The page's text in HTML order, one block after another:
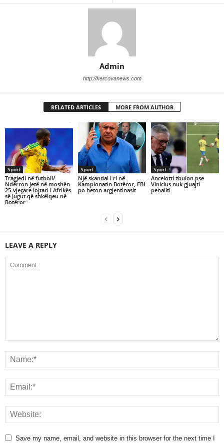
Admin
http://kercovanews.com
RELATED ARTICLES MORE FROM AUTHOR
Sport
Tragjedi në futboll/
Ndërron jetë në moshën
25-vjeçare lojtari i Afrikës
së Jugut që shkëlqeu në
Botëror
Sport
Një skandal i ri në
Kampionatin Botëror, FBI
po heton argjentinasit
Sport
Ancelotti zbulon pse
Vinicius nuk gjuajti
penallti
LEAVE A REPLY
Save my name, email, and website in this browser for the next time I